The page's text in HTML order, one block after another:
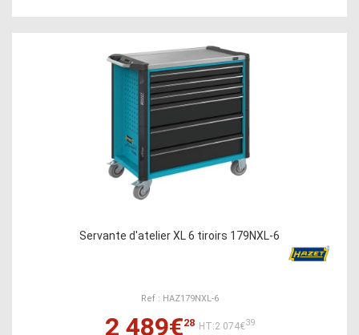
Servante d'atelier XL 6 tiroirs 179NXL-6
Ref : HAZ179NXL-6
2 489€28 HT:2 074€39